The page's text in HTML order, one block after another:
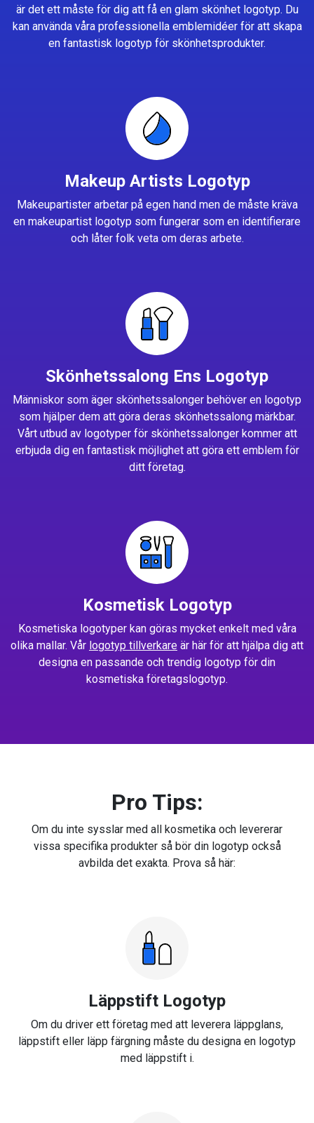
är det ett måste för dig att få en glam skönhet logotyp. Du
kan använda våra professionella emblemidéer för att skapa
en fantastisk logotyp för skönhetsprodukter.
Makeup Artists Logotyp
Makeupartister arbetar på egen hand men de måste kräva
en makeupartist logotyp som fungerar som en identifierare
och låter folk veta om deras arbete.
Skönhetssalong Ens Logotyp
Människor som äger skönhetssalonger behöver en logotyp
som hjälper dem att göra deras skönhetssalong märkbar.
Vårt utbud av logotyper för skönhetssalonger kommer att
erbjuda dig en fantastisk möjlighet att göra ett emblem för
ditt företag.
Kosmetisk Logotyp
Kosmetiska logotyper kan göras mycket enkelt med våra
olika mallar. Vår logotyp tillverkare är här för att hjälpa dig att
designa en passande och trendig logotyp för din
kosmetiska företagslogotyp.
Pro Tips:
Om du inte sysslar med all kosmetika och levererar
vissa specifika produkter så bör din logotyp också
avbilda det exakta. Prova så här:
Läppstift Logotyp
Om du driver ett företag med att leverera läppglans,
läppstift eller läpp färgning måste du designa en logotyp
med läppstift i.